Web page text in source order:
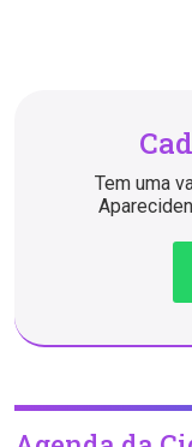
Tem uma